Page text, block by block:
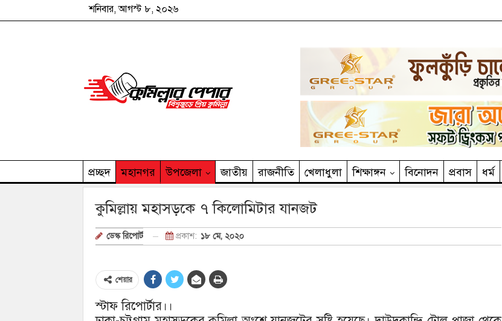
শনিবার, আগস্ট ৮, ২০২৬
প্রচ্ছদ মহানগর উপজেলা জাতীয় রাজনীতি খেলাধুলা শিক্ষাঙ্গন বিনোদন প্রবাস ধর্ম
কুমিল্লায় মহাসড়কে ৭ কিলোমিটার যানজট
ডেস্ক রিপোর্ট প্রকাশ: ১৮ মে, ২০২০
শেয়ার
স্টাফ রিপোর্টার।।